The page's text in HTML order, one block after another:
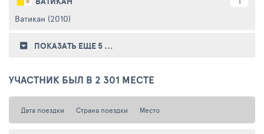
Ватикан (2010)
ПОКАЗАТЬ ЕЩЕ 5 ...
УЧАСТНИК БЫЛ В 2 301 МЕСТЕ
Дата поездки Страна поездки Место